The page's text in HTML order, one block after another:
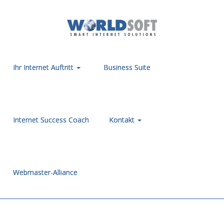
Ihr Internet Auftritt Business Suite
Internet Success Coach Kontakt
Webmaster-Alliance